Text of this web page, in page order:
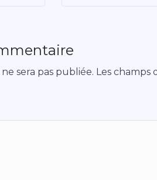
sera pas publiée. Les champs